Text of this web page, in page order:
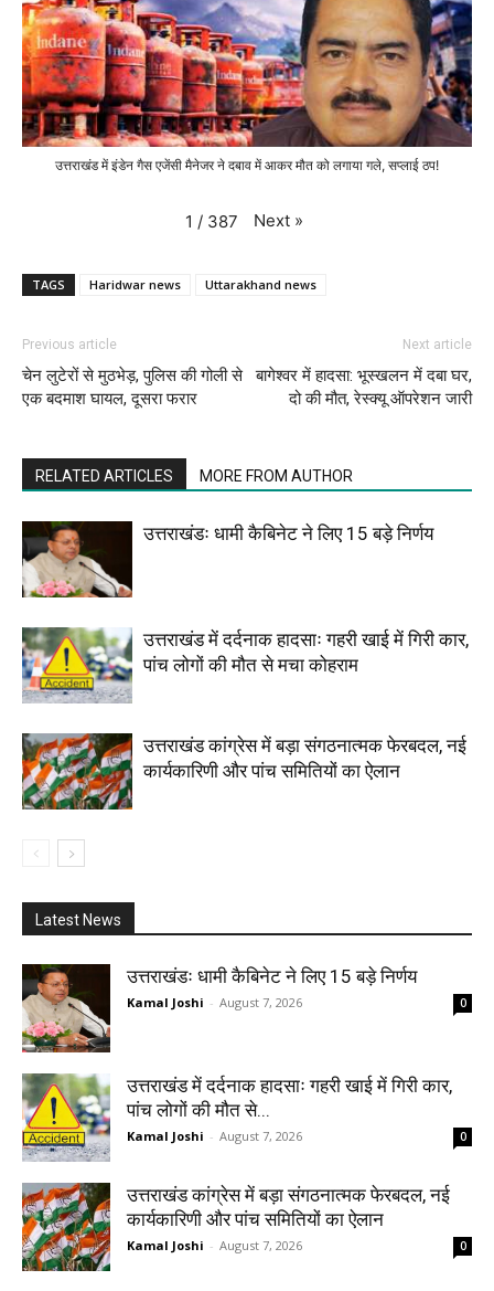
उत्तराखंड में इंडेन गैस एजेंसी मैनेजर ने दबाव में आकर मौत को लगाया गले, सप्लाई ठप!
1 / 387 Next »
TAGS Haridwar news Uttarakhand news
Previous article
चेन लुटेरों से मुठभेड़, पुलिस की गोली से
एक बदमाश घायल, दूसरा फरार
Next article
बागेश्वर में हादसा: भूस्खलन में दबा घर,
दो की मौत, रेस्क्यू ऑपरेशन जारी
RELATED ARTICLES MORE FROM AUTHOR
उत्तराखंडः धामी कैबिनेट ने लिए 15 बड़े निर्णय
उत्तराखंड में दर्दनाक हादसाः गहरी खाई में गिरी कार,
पांच लोगों की मौत से मचा कोहराम
उत्तराखंड कांग्रेस में बड़ा संगठनात्मक फेरबदल, नई
कार्यकारिणी और पांच समितियों का ऐलान
Latest News
उत्तराखंडः धामी कैबिनेट ने लिए 15 बड़े निर्णय
Kamal Joshi - August 7, 2026 0
उत्तराखंड में दर्दनाक हादसाः गहरी खाई में गिरी कार,
पांच लोगों की मौत से...
Kamal Joshi - August 7, 2026 0
उत्तराखंड कांग्रेस में बड़ा संगठनात्मक फेरबदल, नई
कार्यकारिणी और पांच समितियों का ऐलान
Kamal Joshi - August 7, 2026 0